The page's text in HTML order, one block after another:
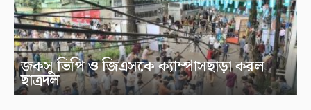
জকসু ভিপি ও জিএসকে ক্যাম্পাসছাড়া করল
ছাত্রদল